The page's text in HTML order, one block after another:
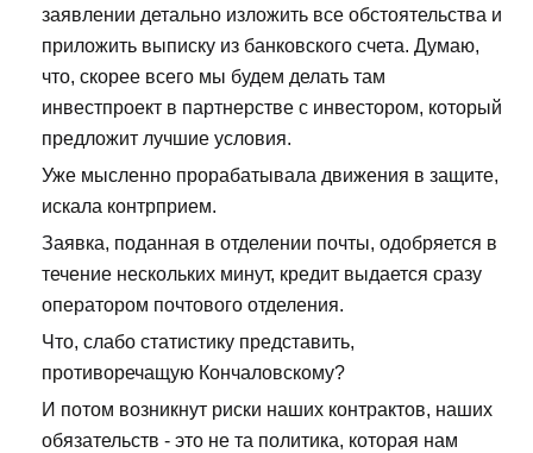
заявлении детально изложить все обстоятельства и
приложить выписку из банковского счета. Думаю,
что, скорее всего мы будем делать там
инвестпроект в партнерстве с инвестором, который
предложит лучшие условия.
Уже мысленно прорабатывала движения в защите,
искала контрприем.
Заявка, поданная в отделении почты, одобряется в
течение нескольких минут, кредит выдается сразу
оператором почтового отделения.
Что, слабо статистику представить,
противоречащую Кончаловскому?
И потом возникнут риски наших контрактов, наших
обязательств - это не та политика, которая нам